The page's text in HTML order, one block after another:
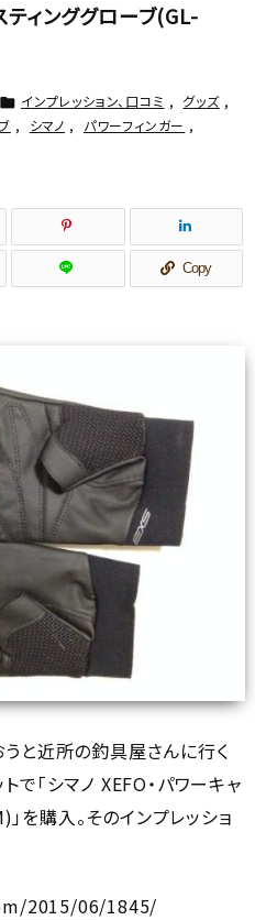
ティンググローブ(GL-
 インプレッション、口コミ , グッズ ,
, シマノ , パワーフィンガー ,
Copy
と近所の釣具屋さんに行く
で「シマノ XEFO・パワーキャ
を購入。そのインプレッショ
2015/06/1845/